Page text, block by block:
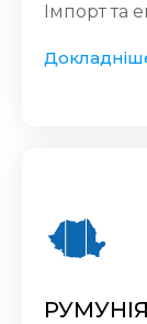
Імпорт та
РУМУНІЯ